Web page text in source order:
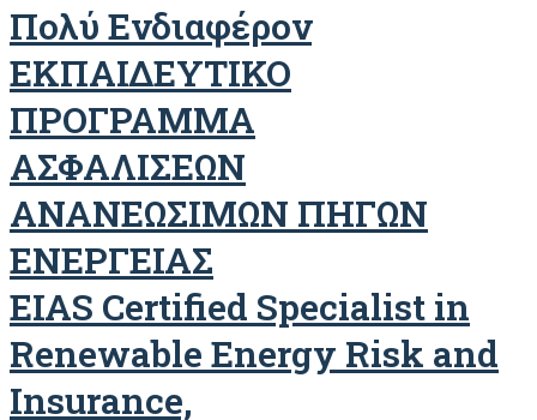
Πολύ Ενδιαφέρον
ΕΚΠΑΙΔΕΥΤΙΚΟ
ΠΡΟΓΡΑΜΜΑ
ΑΣΦΑΛΙΣΕΩΝ
ΑΝΑΝΕΩΣΙΜΩΝ ΠΗΓΩΝ
ΕΝΕΡΓΕΙΑΣ
EIAS Certified Specialist in
Renewable Energy Risk and
Insurance,